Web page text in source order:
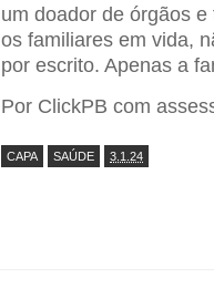
um doador de órgãos
os familiares em vida,
por escrito. Apenas a
Por ClickPB com
CAPA SAÚDE 3.1.24